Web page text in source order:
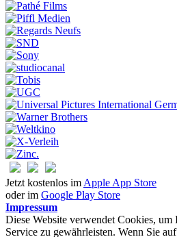
Jetzt kostenlos im Apple App Store
oder im Google Play Store
Impressum
Diese Website verwendet Cookies, um
Service zu gewährleisten. Wenn Sie